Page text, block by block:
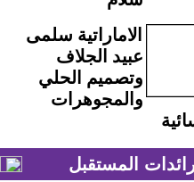
الاماراتية سلمى
عبيد الجلاف
وتصميم الحلي
والمجوهرات
المستقبل